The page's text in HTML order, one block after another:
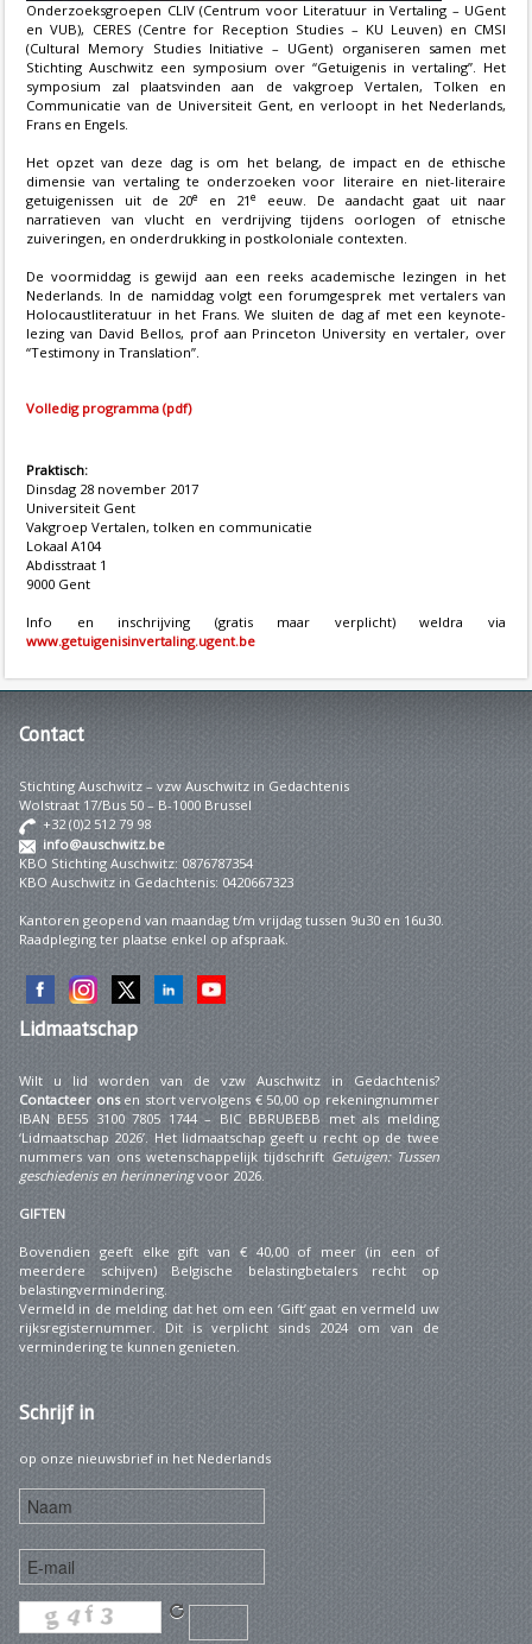
Onderzoeksgroepen CLIV (Centrum voor Literatuur in Vertaling – UGent
en VUB), CERES (Centre for Reception Studies – KU Leuven) en CMSI
(Cultural Memory Studies Initiative – UGent) organiseren samen met
Stichting Auschwitz een symposium over “Getuigenis in vertaling”. Het
symposium zal plaatsvinden aan de vakgroep Vertalen, Tolken en
Communicatie van de Universiteit Gent, en verloopt in het Nederlands,
Frans en Engels.
Het opzet van deze dag is om het belang, de impact en de ethische
dimensie van vertaling te onderzoeken voor literaire en niet-literaire
getuigenissen uit de 20e en 21e
eeuw. De aandacht gaat uit naar
narratieven van vlucht en verdrijving tijdens oorlogen of etnische
zuiveringen, en onderdrukking in postkoloniale contexten.
De voormiddag is gewijd aan een reeks academische lezingen in het
Nederlands. In de namiddag volgt een forumgesprek met vertalers van
Holocaustliteratuur in het Frans. We sluiten de dag af met een keynote-
lezing van David Bellos, prof aan Princeton University en vertaler, over
“Testimony in Translation”.
Volledig programma (pdf)
Praktisch:
Dinsdag 28 november 2017
Universiteit Gent
Vakgroep Vertalen, tolken en communicatie
Lokaal A104
Abdisstraat 1
9000 Gent
Info en inschrijving (gratis maar verplicht) weldra via
www.getuigenisinvertaling.ugent.be
Contact
Stichting Auschwitz – vzw Auschwitz in Gedachtenis
Wolstraat 17/Bus 50 – B-1000 Brussel
+32 (0)2 512 79 98
info@auschwitz.be
KBO Stichting Auschwitz: 0876787354
KBO Auschwitz in Gedachtenis: 0420667323
Kantoren geopend van maandag t/m vrijdag tussen 9u30 en 16u30.
Raadpleging ter plaatse enkel op afspraak.
Lidmaatschap
Wilt u lid worden van de vzw Auschwitz in Gedachtenis?
Contacteer onsen stort vervolgens € 50,00 op rekeningnummer
IBAN BE55 3100 7805 1744 – BIC BBRUBEBB met als melding
‘Lidmaatschap 2026’. Het lidmaatschap geeft u recht op de twee
nummers van ons wetenschappelijk tijdschrift Getuigen: Tussen
geschiedenis en herinneringvoor 2026.
GIFTEN
Bovendien geeft elke gift van € 40,00 of meer (in een of
meerdere schijven) Belgische belastingbetalers recht op
belastingvermindering.
Vermeld in de melding dat het om een ‘Gift’ gaat en vermeld uw
rijksregisternummer. Dit is verplicht sinds 2024 om van de
vermindering te kunnen genieten.
Schrijfin
op onze nieuwsbrief in het Nederlands